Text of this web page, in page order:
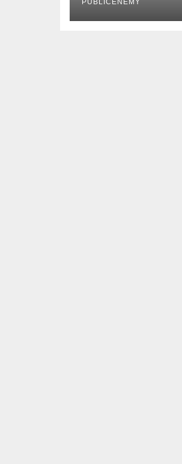
PUBLICENEMY